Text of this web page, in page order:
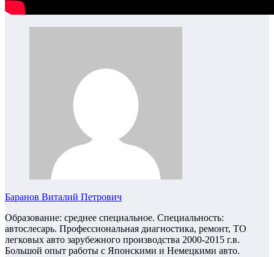
Баранов Виталий Петрович
Образование: среднее специальное. Специальность:
автослесарь. Профессиональная диагностика, ремонт, ТО
легковых авто зарубежного производства 2000-2015 г.в.
Большой опыт работы с Японскими и Немецкими авто.